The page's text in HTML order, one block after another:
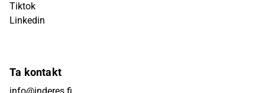
Tiktok
Linkedin
Ta kontakt